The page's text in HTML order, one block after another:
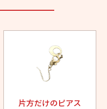
片方だけのピアス